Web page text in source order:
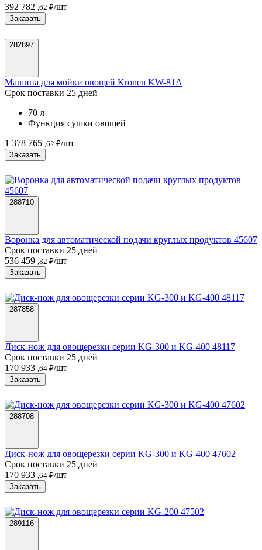
392 782 ,62 ₽/шт
Заказать
282897
Машина для мойки овощей Kronen KW-81A
Срок поставки 25 дней
70 л
Функция сушки овощей
1 378 765 ,62 ₽/шт
Заказать
288710
Воронка для автоматической подачи круглых продуктов 45607
Срок поставки 25 дней
536 459 ,82 ₽/шт
Заказать
287858
Диск-нож для овощерезки серии KG-300 и KG-400 48117
Срок поставки 25 дней
170 933 ,64 ₽/шт
Заказать
288708
Диск-нож для овощерезки серии KG-300 и KG-400 47602
Срок поставки 25 дней
170 933 ,64 ₽/шт
Заказать
289116